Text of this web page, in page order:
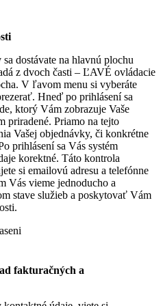
dostávate na hlavnú plochu
z dvoch časti – ĽAVÉ ovládacie
V ľavom menu si vyberáte
Hneď po prihlásení sa
ktorý Vám zobrazuje Vaše
priradené. Priamo na tejto
Vašej objednávky, či konkrétne
prihlásení sa Vás systém
korektné. Táto kontrola
si emailovú adresu a telefónne
Vás vieme jednoducho a
stave služieb a poskytovať Vám
fakturačných a